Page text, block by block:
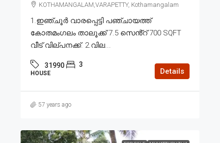
KOTHAMANGALAM,VARAPETTY, Kothamangalam
1.ഇഞ്ചൂർ വാരപ്പെട്ടി പഞ്ചായത്ത്
കോതമംഗലം താലൂക്ക് 7.5 സെൻ്റ് 700 SQFT
വീട് വില്പനക്ക്. 2.വില...
31990 3
HOUSE Details
57 years ago